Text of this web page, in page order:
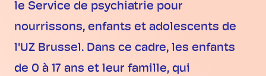
le Service de psychiatrie pour
nourrissons, enfants et adolescents de
l'UZ Brussel. Dans ce cadre, les enfants
de 0 à 17 ans et leur famille, qui